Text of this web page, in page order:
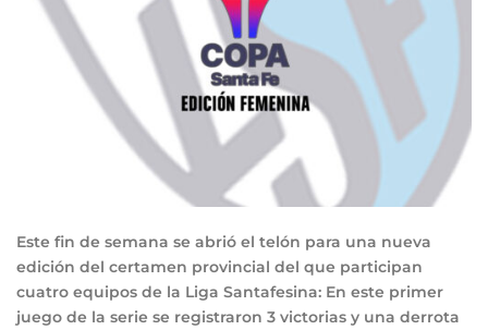
Este fin de semana se abrió el telón para una nueva
edición del certamen provincial del que participan
cuatro equipos de la Liga Santafesina: En este primer
juego de la serie se registraron 3 victorias y una derrota